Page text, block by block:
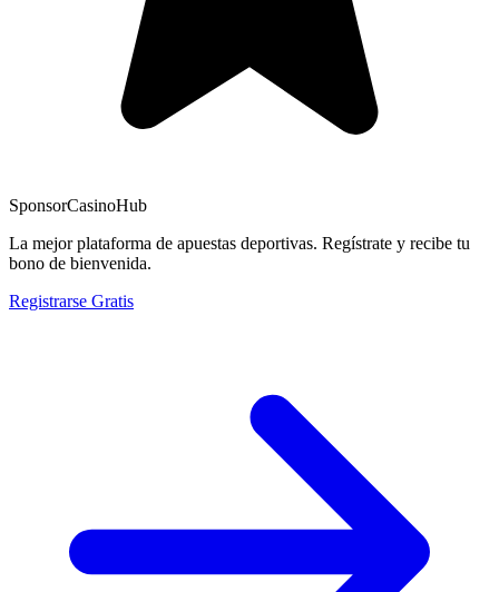
SponsorCasinoHub
La mejor plataforma de apuestas deportivas. Regístrate y recibe tu
bono de bienvenida.
Registrarse Gratis